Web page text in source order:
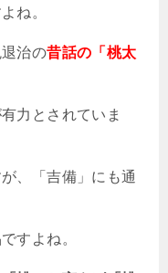
ね。
治の昔話の「桃太
力とされていま
、「吉備」にも通
すよね。